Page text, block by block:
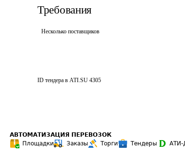
Требования
Несколько поставщиков
ID тендера в ATI.SU 4305
АВТОМАТИЗАЦИЯ ПЕРЕВОЗОК
Площадки
Заказы Торги Тендеры АТИ-